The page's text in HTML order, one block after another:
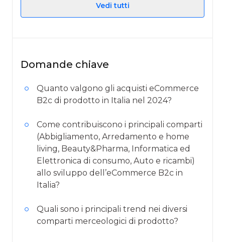
Vedi tutti
Domande chiave
Quanto valgono gli acquisti eCommerce
B2c di prodotto in Italia nel 2024?
Come contribuiscono i principali comparti
(Abbigliamento, Arredamento e home
living, Beauty&Pharma, Informatica ed
Elettronica di consumo, Auto e ricambi)
allo sviluppo dell’eCommerce B2c in
Italia?
Quali sono i principali trend nei diversi
comparti merceologici di prodotto?